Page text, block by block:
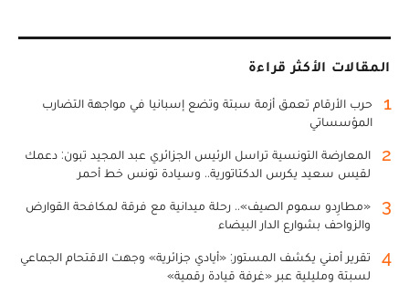
المقالات الأكثر قراءة
1
حرب الأرقام تعمق أزمة سبتة وتضع إسبانيا في مواجهة التضارب
المؤسساتي
2
المعارضة التونسية تراسل الرئيس الجزائري عبد المجيد تبون: دعمك
لقيس سعيد يكرس الدكتاتورية.. وسيادة تونس خط أحمر
3
«مطارِدو سموم الصيف».. رحلة ميدانية مع فرقة لمكافحة القوارض
والزواحف بشوارع الدار البيضاء
4
تقرير أمني يكشف المستور: «أيادي جزائرية» وجهت الاقتحام الجماعي
لسبتة ومليلية عبر «غرفة قيادة رقمية»